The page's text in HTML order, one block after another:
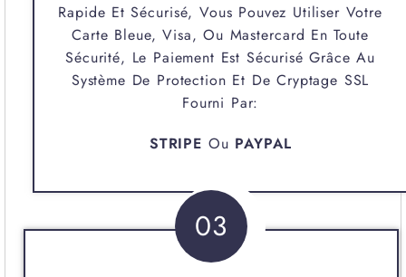
Rapide Et Sécurisé, Vous Pouvez Utiliser Votre
Carte Bleue, Visa, Ou Mastercard En Toute
Sécurité, Le Paiement Est Sécurisé Grâce Au
Système De Protection Et De Cryptage SSL
Fourni Par:
STRIPE Ou PAYPAL
03